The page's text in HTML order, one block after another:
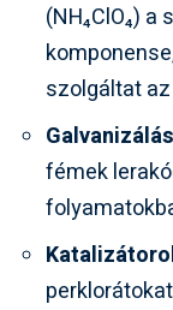
(NH₄ClO₄)
szolgáltat
fémek